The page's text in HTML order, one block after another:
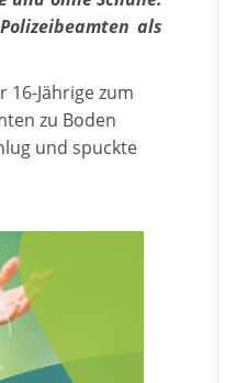
als
Jährige zum
zu Boden
und spuckte